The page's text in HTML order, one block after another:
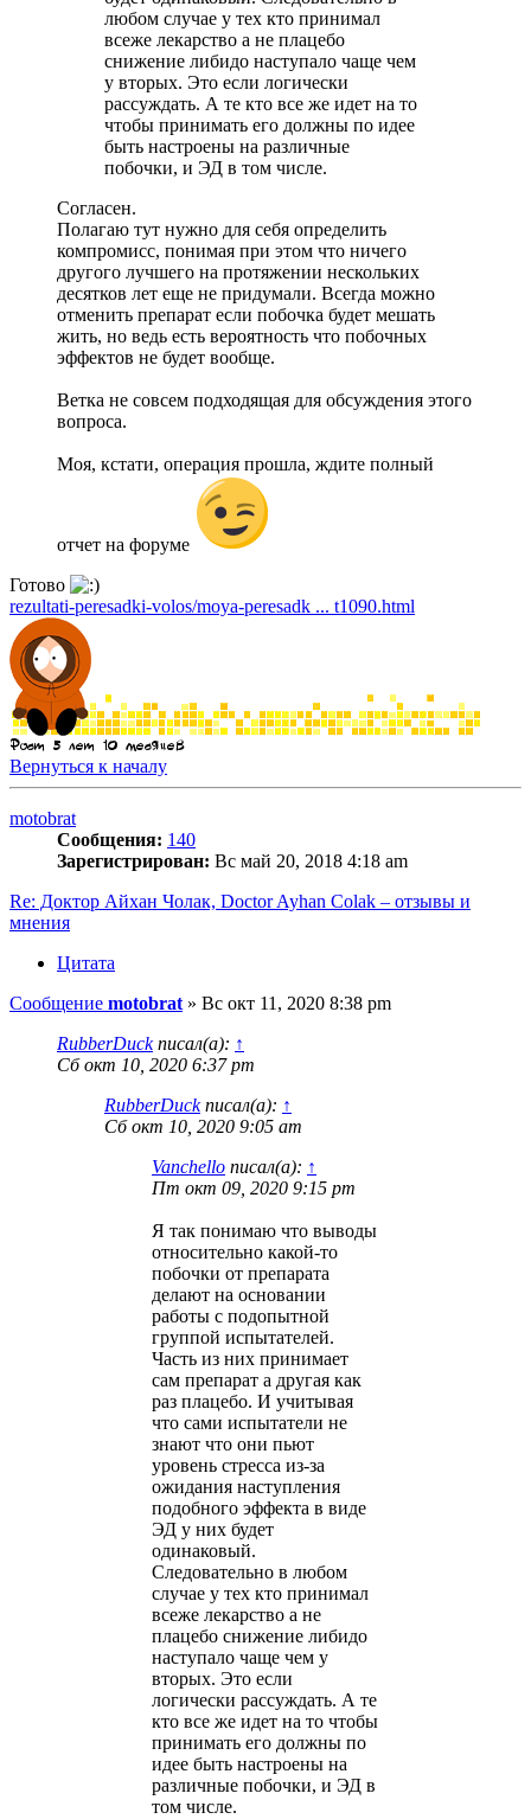
любом случае у тех кто принимал
всеже лекарство а не плацебо
снижение либидо наступало чаще чем
у вторых. Это если логически
рассуждать. А те кто все же идет на то
чтобы принимать его должны по идее
быть настроены на различные
побочки, и ЭД в том числе.
Согласен.
Полагаю тут нужно для себя определить
компромисс, понимая при этом что ничего
другого лучшего на протяжении нескольких
десятков лет еще не придумали. Всегда можно
отменить препарат если побочка будет мешать
жить, но ведь есть вероятность что побочных
эффектов не будет вообще.
Ветка не совсем подходящая для обсуждения этого
вопроса.
Моя, кстати, операция прошла, ждите полный
отчет на форуме
Готово
rezultati-peresadki-volos/moya-peresadk ... t1090.html
Вернуться к началу
motobrat
Сообщения: 140
Зарегистрирован: Вс май 20, 2018 4:18 am
Re: Доктор Айхан Чолак, Doctor Ayhan Colak – отзывы и
мнения
Цитата
Сообщение motobrat » Вс окт 11, 2020 8:38 pm
RubberDuckписал(а): ↑
Сб окт 10, 2020 6:37 pm
RubberDuckписал(а): ↑
Сб окт 10, 2020 9:05 am
Vanchello писал(а): ↑
Пт окт 09, 2020 9:15 pm
Я так понимаю что выводы
относительно какой-то
побочки от препарата
делают на основании
работы с подопытной
группой испытателей.
Часть из них принимает
сам препарат а другая как
раз плацебо. И учитывая
что сами испытатели не
знают что они пьют
уровень стресса из-за
ожидания наступления
подобного эффекта в виде
ЭД у них будет
одинаковый.
Следовательно в любом
случае у тех кто принимал
всеже лекарство а не
плацебо снижение либидо
наступало чаще чем у
вторых. Это если
логически рассуждать. А те
кто все же идет на то чтобы
принимать его должны по
идее быть настроены на
различные побочки, и ЭД в
том числе.